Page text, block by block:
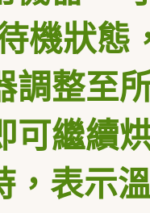
機狀態
調整至
可繼續
，表示